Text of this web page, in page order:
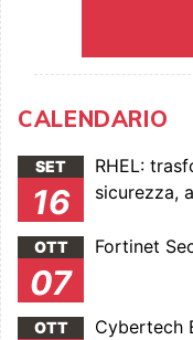
CALENDARIO
SET
16
RHEL:
sicurezza,
OTT
07
Fortinet
OTT Cybertech